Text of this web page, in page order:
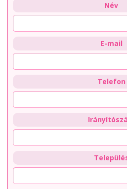
Név
E-mail
Telefon